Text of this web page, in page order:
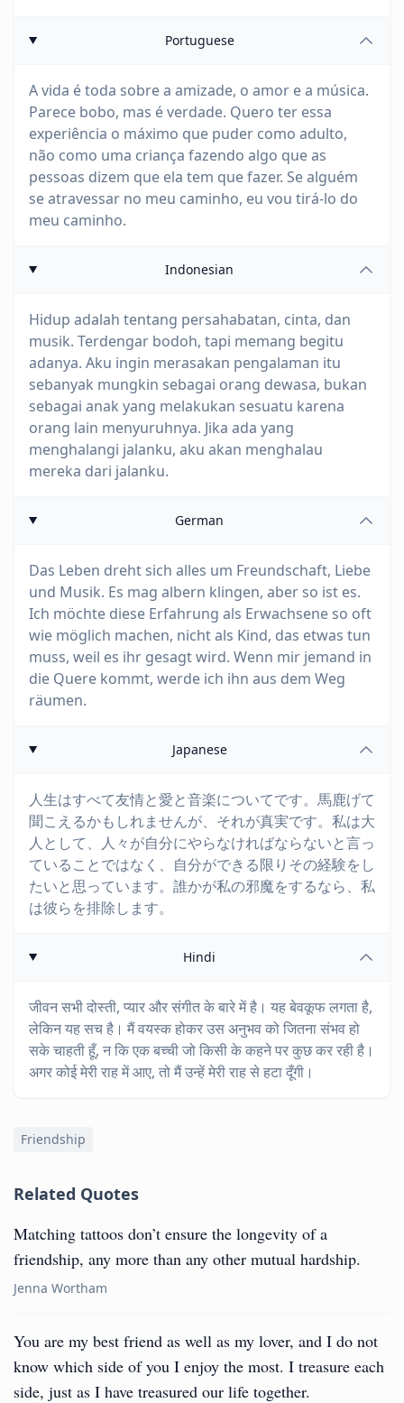
Portuguese
A vida é toda sobre a amizade, o amor e a música.
Parece bobo, mas é verdade. Quero ter essa
experiência o máximo que puder como adulto,
não como uma criança fazendo algo que as
pessoas dizem que ela tem que fazer. Se alguém
se atravessar no meu caminho, eu vou tirá-lo do
meu caminho.
Indonesian
Hidup adalah tentang persahabatan, cinta, dan
musik. Terdengar bodoh, tapi memang begitu
adanya. Aku ingin merasakan pengalaman itu
sebanyak mungkin sebagai orang dewasa, bukan
sebagai anak yang melakukan sesuatu karena
orang lain menyuruhnya. Jika ada yang
menghalangi jalanku, aku akan menghalau
mereka dari jalanku.
German
Das Leben dreht sich alles um Freundschaft, Liebe
und Musik. Es mag albern klingen, aber so ist es.
Ich möchte diese Erfahrung als Erwachsene so oft
wie möglich machen, nicht als Kind, das etwas tun
muss, weil es ihr gesagt wird. Wenn mir jemand in
die Quere kommt, werde ich ihn aus dem Weg
räumen.
Japanese
人生はすべて友情と愛と音楽についてです。馬鹿げて
聞こえるかもしれませんが、それが真実です。私は大
人として、人々が自分にやらなければならないと言っ
ていることではなく、自分ができる限りその経験をし
たいと思っています。誰かが私の邪魔をするなら、私
は彼らを排除します。
Hindi
जीवन सभी दोस्ती, प्यार और संगीत के बारे में है। यह बेवकूफ लगता है,
लेकिन यह सच है। मैं वयस्क होकर उस अनुभव को जितना संभव हो
सके चाहती हूँ, न कि एक बच्ची जो किसी के कहने पर कुछ कर रही है।
अगर कोई मेरी राह में आए, तो मैं उन्हें मेरी राह से हटा दूँगी।
Friendship
Related Quotes
Matching tattoos don’t ensure the longevity of a
friendship, any more than any other mutual hardship.
Jenna Wortham
You are my best friend as well as my lover, and I do not
know which side of you I enjoy the most. I treasure each
side, just as I have treasured our life together.